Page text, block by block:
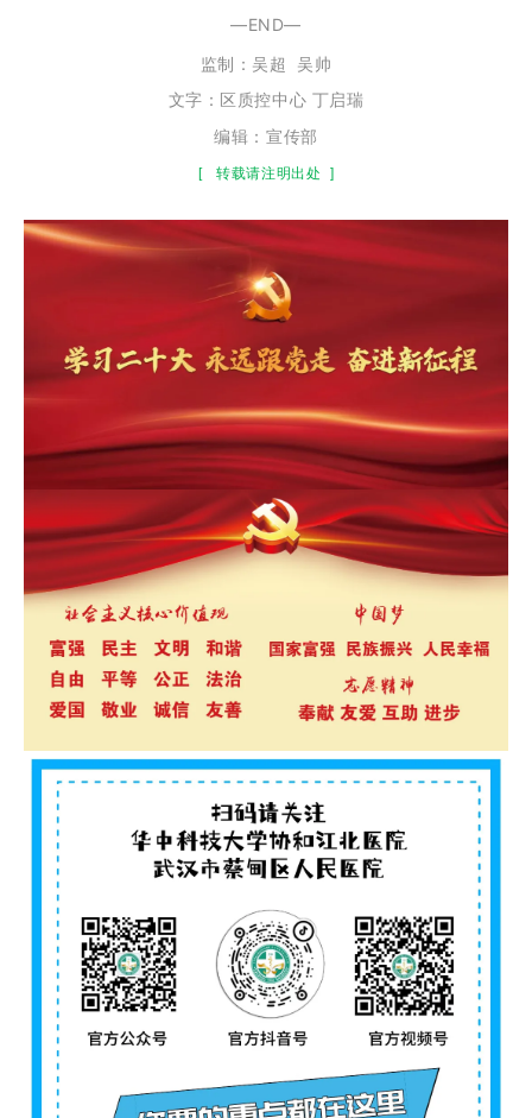
—END—
监制： 吴超
吴帅
文字： 区质控中心 丁启瑞
编辑：宣传部
[ 转载请注明出处 ]